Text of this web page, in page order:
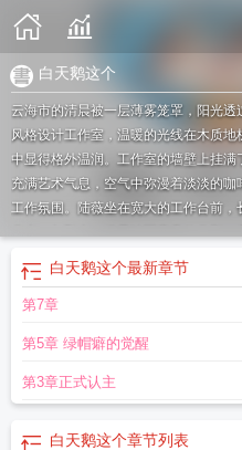
白天鹅这个
云海市的清晨被一层薄雾笼罩，阳光
风格设计工作室，温暖的光线在木质
中显得格外温润。工作室的墙壁上挂
充满艺术气息，空气中弥漫着淡淡的
工作氛围。陆薇坐在宽大的工作台前
着一件白色波西米亚长裙，裙摆轻盈
出她修长的身形，36D的胸围在裙身
性的独特气质。她的肤色白皙如雪，
的娇艳，整张脸庞宛如一件完美的艺
天鹅的堕欲囚奴免费阅读最新章节更新
女白天鹅女主白天鹅之死白天鹅白
白天鹅这个最新章节
第7章
第5章 绿帽癖的觉醒
第3章正式认主
白天鹅这个章节列表